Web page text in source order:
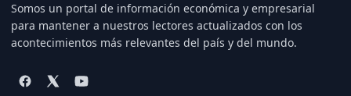
Somos un portal de información económica y empresarial
para mantener a nuestros lectores actualizados con los
acontecimientos más relevantes del país y del mundo.